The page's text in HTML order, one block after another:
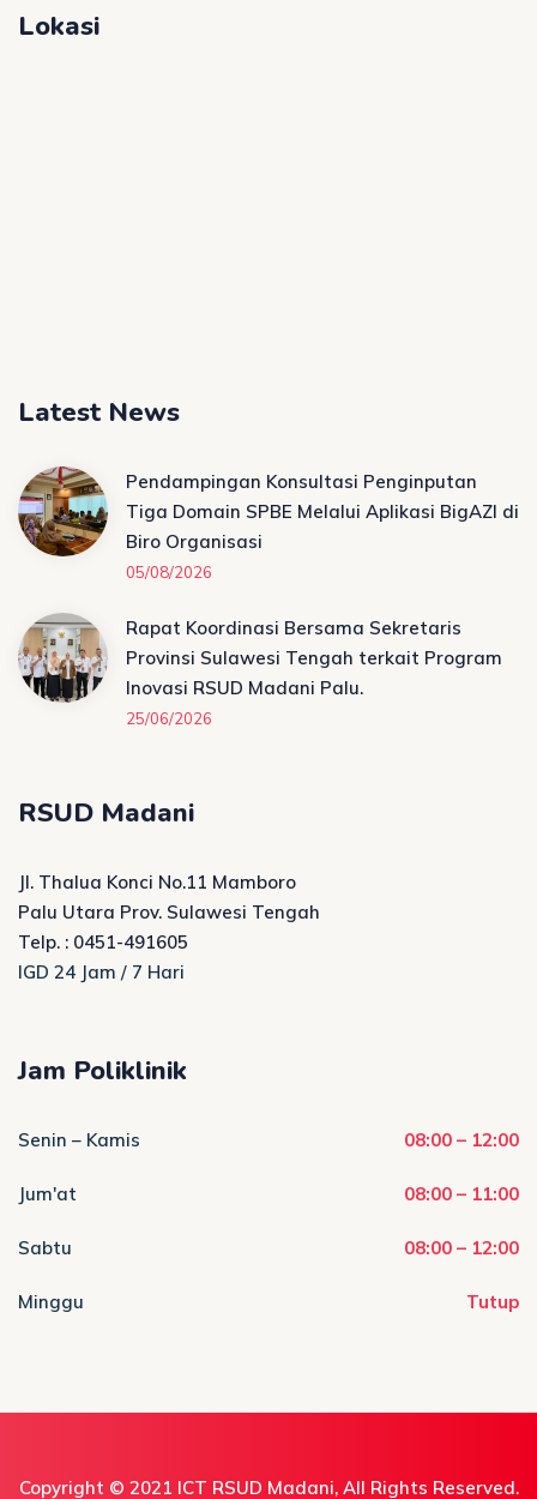
Lokasi
Latest News
Pendampingan Konsultasi Penginputan
Tiga Domain SPBE Melalui Aplikasi BigAZI di
Biro Organisasi
05/08/2026
Rapat Koordinasi Bersama Sekretaris
Provinsi Sulawesi Tengah terkait Program
Inovasi RSUD Madani Palu.
25/06/2026
RSUD Madani
Jl. Thalua Konci No.11 Mamboro
Palu Utara Prov. Sulawesi Tengah
Telp. : 0451-491605
IGD 24 Jam / 7 Hari
Jam Poliklinik
Senin – Kamis 08:00 – 12:00
Jum'at 08:00 – 11:00
Sabtu 08:00 – 12:00
Minggu Tutup
Copyright © 2021 ICT RSUD Madani, All Rights Reserved.